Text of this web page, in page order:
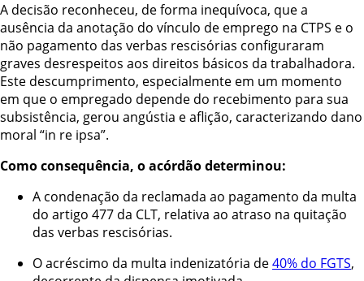
A decisão reconheceu, de forma inequívoca, que a
ausência da anotação do vínculo de emprego na CTPS e o
não pagamento das verbas rescisórias configuraram
graves desrespeitos aos direitos básicos da trabalhadora.
Este descumprimento, especialmente em um momento
em que o empregado depende do recebimento para sua
subsistência, gerou angústia e aflição, caracterizando dano
moral “in re ipsa”.
Como consequência, o acórdão determinou:
A condenação da reclamada ao pagamento da multa
do artigo 477 da CLT, relativa ao atraso na quitação
das verbas rescisórias.
O acréscimo da multa indenizatória de40% do FGTS,